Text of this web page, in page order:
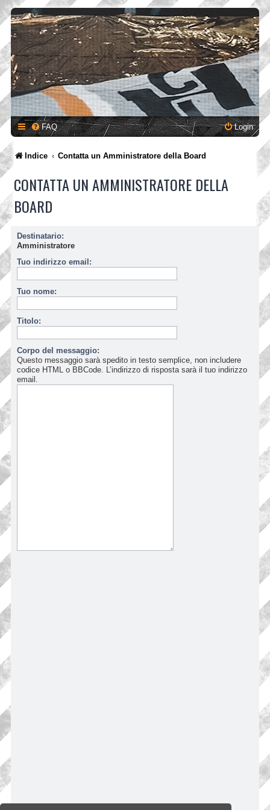
FAQ Login
Indice Contatta un Amministratore della Board
CONTATTA UN AMMINISTRATORE DELLA
BOARD
Destinatario:
Amministratore
Tuo indirizzo email:
Tuo nome:
Titolo:
Corpo del messaggio:
Questo messaggio sarà spedito in testo semplice, non includere
codice HTML o BBCode. L’indirizzo di risposta sarà il tuo indirizzo
email.